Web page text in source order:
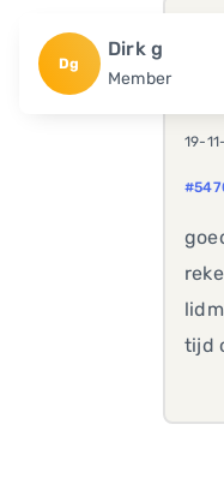
Dg
Dirk g
Member
19-
tijd